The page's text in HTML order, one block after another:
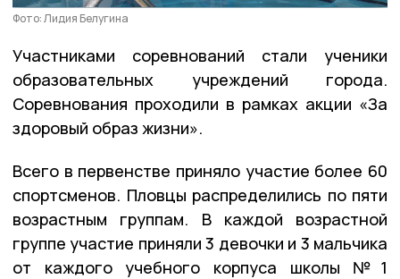
Фото: Лидия Белугина
Участниками соревнований стали ученики
образовательных учреждений города.
Соревнования проходили в рамках акции «За
здоровый образ жизни».
Всего в первенстве приняло участие более 60
спортсменов. Пловцы распределились по пяти
возрастным группам. В каждой возрастной
группе участие приняли 3 девочки и 3 мальчика
от каждого учебного корпуса школы №1